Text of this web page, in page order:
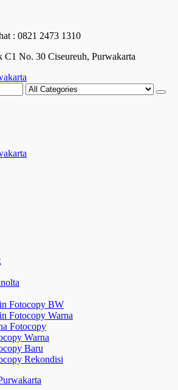
: 0821 2473 1310
C1 No. 30 Ciseureuh, Purwakarta
Fotocopy BW
Fotocopy Warna
Fotocopy
Warna
Baru
Rekondisi